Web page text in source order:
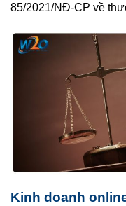
85/2021/NĐ-CP về
Kinh doanh